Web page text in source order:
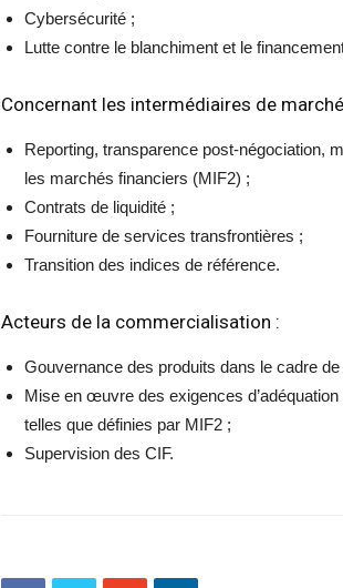
Cybersécurité ;
Lutte contre le blanchiment et le
Concernant les intermédiaires de
Reporting, transparence post-négociation,
les marchés financiers (MIF2) ;
Contrats de liquidité ;
Fourniture de services transfrontières ;
Transition des indices de référence.
Acteurs de la commercialisation :
Gouvernance des produits dans le cadre de
Mise en œuvre des exigences
telles que définies par MIF2 ;
Supervision des CIF.